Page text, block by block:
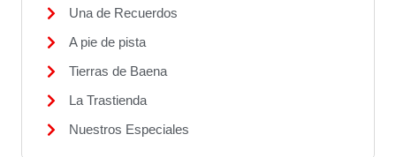
Una de Recuerdos
A pie de pista
Tierras de Baena
La Trastienda
Nuestros Especiales